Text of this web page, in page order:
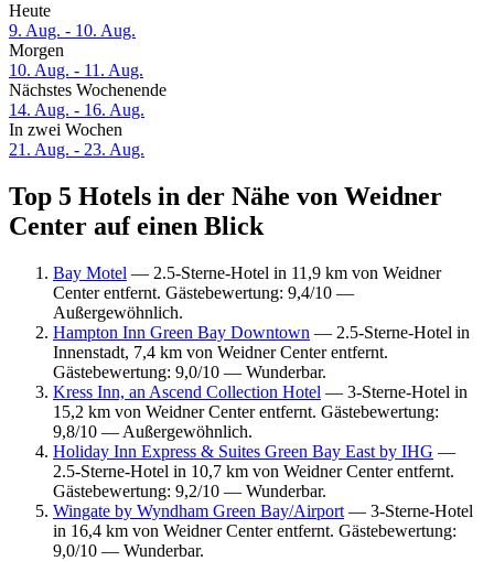
Heute
9. Aug. - 10. Aug.
Morgen
10. Aug. - 11. Aug.
Nächstes Wochenende
14. Aug. - 16. Aug.
In zwei Wochen
21. Aug. - 23. Aug.
Top 5 Hotels in der Nähe von Weidner
Center auf einen Blick
Bay Motel — 2.5-Sterne-Hotel in 11,9 km von Weidner
Center entfernt. Gästebewertung: 9,4/10 —
Außergewöhnlich.
Hampton Inn Green Bay Downtown — 2.5-Sterne-Hotel in
Innenstadt, 7,4 km von Weidner Center entfernt.
Gästebewertung: 9,0/10 — Wunderbar.
Kress Inn, an Ascend Collection Hotel — 3-Sterne-Hotel in
15,2 km von Weidner Center entfernt. Gästebewertung:
9,8/10 — Außergewöhnlich.
Holiday Inn Express & Suites Green Bay East by IHG —
2.5-Sterne-Hotel in 10,7 km von Weidner Center entfernt.
Gästebewertung: 9,2/10 — Wunderbar.
Wingate by Wyndham Green Bay/Airport — 3-Sterne-Hotel
in 16,4 km von Weidner Center entfernt. Gästebewertung:
9,0/10 — Wunderbar.